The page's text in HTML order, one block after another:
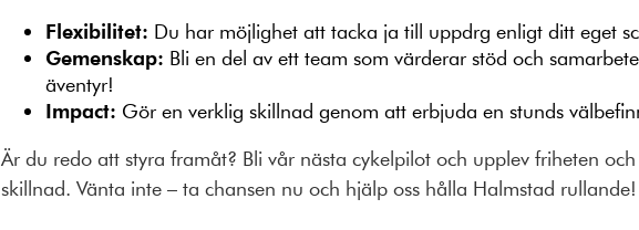
Flexibilitet: Du har möjlighet att tacka ja till uppdrg enligt ditt eget
Gemenskap: Bli en del av ett team som värderar stöd och
äventyr!
Impact: Gör en verklig skillnad genom att erbjuda en stunds
Är du redo att styra framåt? Bli vår nästa cykelpilot och upplev friheten
skillnad. Vänta inte – ta chansen nu och hjälp oss hålla Halmstad rullande!